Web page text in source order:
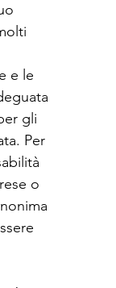
e le
gli
Per
o